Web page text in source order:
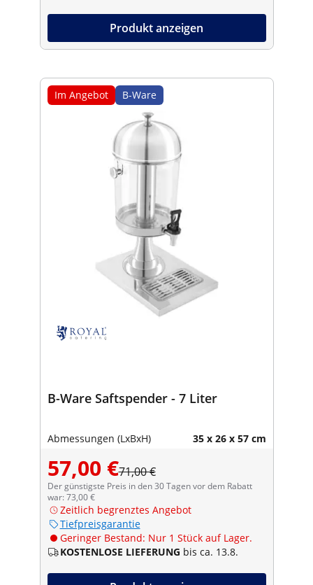
Produkt anzeigen
Im Angebot B-Ware
B-Ware Saftspender - 7 Liter
Abmessungen (LxBxH) 35 x 26 x 57 cm
57,00 €71,00 €
Der günstigste Preis in den 30 Tagen vor dem Rabatt
war: 73,00 €
Zeitlich begrenztes Angebot
Tiefpreisgarantie
Geringer Bestand: Nur 1 Stück auf Lager.
KOSTENLOSE LIEFERUNG bis ca. 13.8.